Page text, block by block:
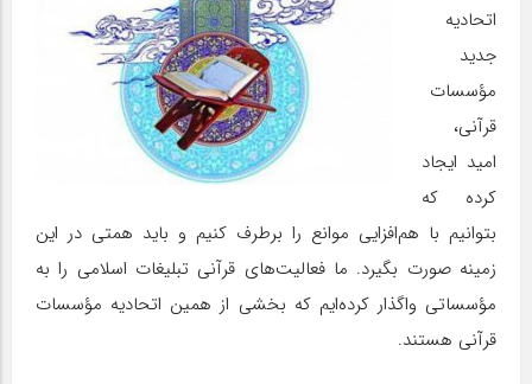
اتحادیه
جدید
مؤسسات
قرآنی،
امید ایجاد
کرده که
بتوانیم با هم‌افزایی موانع را برطرف کنیم و باید همتی در این
زمینه صورت بگیرد. ما فعالیت‌های قرآنی تبلیغات اسلامی را به
مؤسساتی واگذار کرده‌ایم که بخشی از همین اتحادیه مؤسسات
قرآنی هستند.